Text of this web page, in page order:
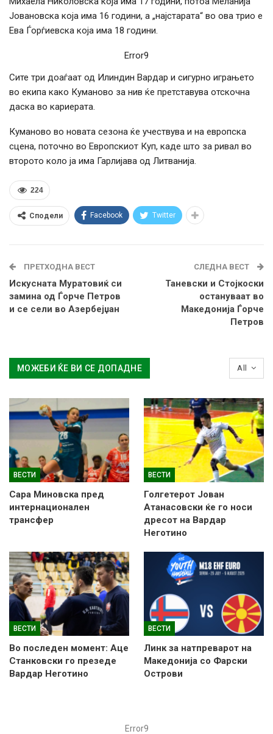
Јовановска која има 16 години, а „најстарата“ во ова трио е
Ева Ѓорѓиевска која има 18 години.
Error9
Сите три доаѓаат од Илиндин Вардар и сигурно играњето
во екипа како Куманово за нив ќе претставува отскочна
даска во кариерата.
Куманово во новата сезона ќе учествува и на европска
сцена, поточно во Европскиот Куп, каде што за ривал во
второто коло ја има Гарлијава од Литванија.
224
Сподели Facebook Twitter
ПРЕТХОДНА ВЕСТ
Искусната Муратовиќ си
замина од Ѓорче Петров
и се сели во Азербејџан
СЛЕДНА ВЕСТ
Таневски и Стојкоски
остануваат во
Македонија Ѓорче
Петров
All
МОЖЕБИ ЌЕ ВИ СЕ ДОПАДНЕ
ВЕСТИ
Сара Миновска пред
интернационален
трансфер
ВЕСТИ
Голгетерот Јован
Атанасовски ќе го носи
дресот на Вардар
Неготино
ВЕСТИ
Во последен момент: Аце
Станковски го презеде
Вардар Неготино
ВЕСТИ
Линк за натпреварот на
Македонија со Фарски
Острови
Error9